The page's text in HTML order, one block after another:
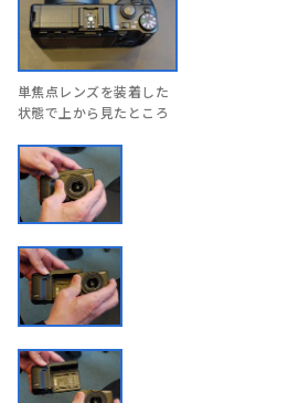
単焦点レンズを装着した
状態で上から見たところ